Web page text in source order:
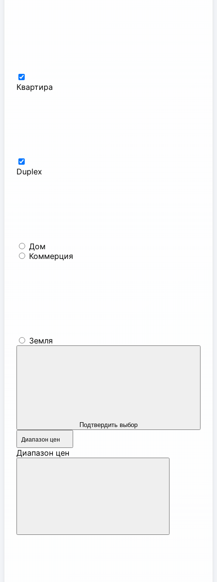
Квартира
Duplex
Дом
Коммерция
Земля
Подтвердить выбор
Диапазон цен
Диапазон цен